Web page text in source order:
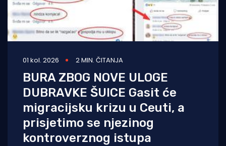
01 kol. 2026 2 MIN. ČITANJA
BURA ZBOG NOVE ULOGE
DUBRAVKE ŠUICE Gasit će
migracijsku krizu u Ceuti, a
prisjetimo se njezinog
kontroverznog istupa